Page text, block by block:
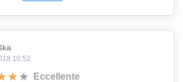
10:52
Eccellente